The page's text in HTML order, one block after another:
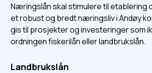
Næringslån skal stimulere til etablering
et robust og bredt næringsliv i Andøy
gis til prosjekter og investeringer som
ordningen fiskerilån eller landbrukslån.
Landbrukslån